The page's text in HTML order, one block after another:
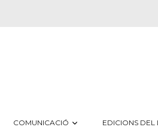
COMUNICACIÓ EDICIONS